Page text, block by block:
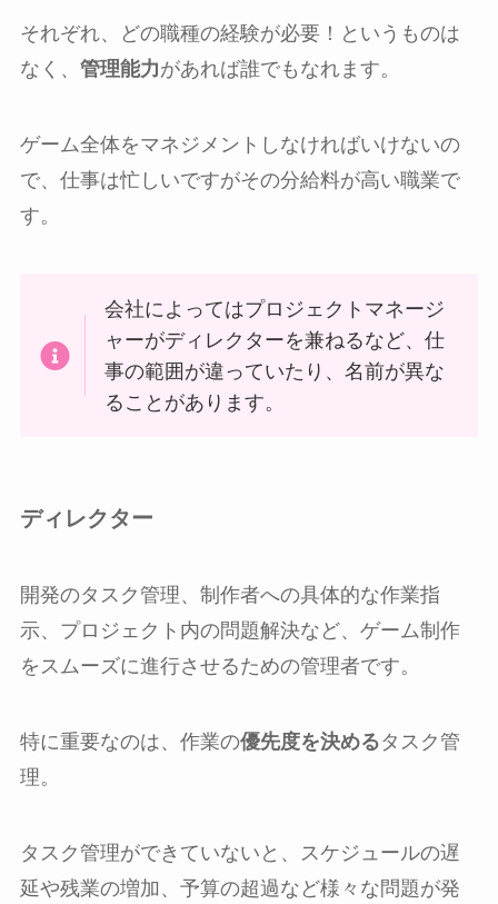
それぞれ、どの職種の経験が必要！というものは
なく、 管理能力があれば誰でもなれます。
ゲーム全体をマネジメントしなければいけないの
で、仕事は忙しいですがその分給料が高い職業で
す。
会社によってはプロジェクトマネージ
ャーがディレクターを兼ねるなど、仕
事の範囲が違っていたり、名前が異な
ることがあります。
ディレクター
開発のタスク管理、制作者への具体的な作業指
示、プロジェクト内の問題解決など、ゲーム制作
をスムーズに進行させるための管理者です。
特に重要なのは、作業の優先度を決めるタスク管
理。
タスク管理ができていないと、スケジュールの遅
延や残業の増加、予算の超過など様々な問題が発